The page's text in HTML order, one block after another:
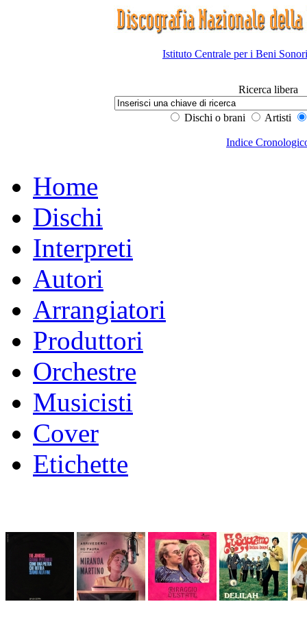
Istituto Centrale per i Beni
Ricerca libera
Dischi o brani Artisti
Indice
Home
Dischi
Interpreti
Autori
Arrangiatori
Produttori
Orchestre
Musicisti
Cover
Etichette